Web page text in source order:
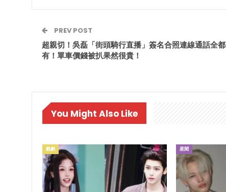
PREV POST
超親切！吳磊「街頭騎行直播」簽名合照連線通話全都
有！單車價錢被扒果然很貴！
You Might Also Like
戲劇 星聞